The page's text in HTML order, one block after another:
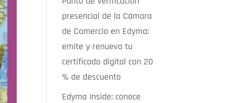
presencial de la Cámara
de Comercio en Edyma:
emite y renueva tu
certificado digital con 20
% de descuento
Edyma Inside: conoce